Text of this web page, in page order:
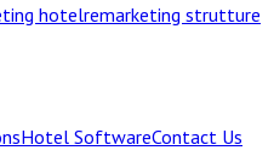
hotelremarketing strutture
Hotel SoftwareContact Us